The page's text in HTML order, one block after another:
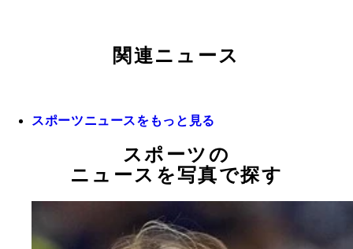
関連ニュース
スポーツニュースをもっと見る
スポーツの
ニュースを写真で探す